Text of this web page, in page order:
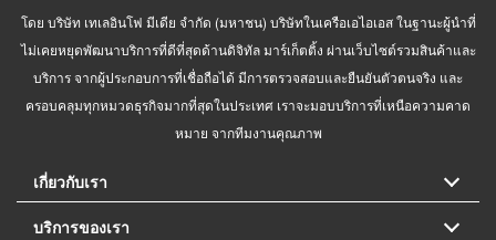
โดย บริษัท เทเลอินโฟ มีเดีย จำกัด (มหาชน) บริษัทในเครือเอไอเอส ในฐานะผู้นำที่
ไม่เคยหยุดพัฒนาบริการที่ดีที่สุดด้านดิจิทัล มาร์เก็ตติ้ง ผ่านเว็บไซต์รวมสินค้าและ
บริการ จากผู้ประกอบการที่เชื่อถือได้ มีการตรวจสอบและยืนยันตัวตนจริง และ
ครอบคลุมทุกหมวดธุรกิจมากที่สุดในประเทศ เราจะมอบบริการที่เหนือความคาด
หมาย จากทีมงานคุณภาพ
เกี่ยวกับเรา
บริการของเรา